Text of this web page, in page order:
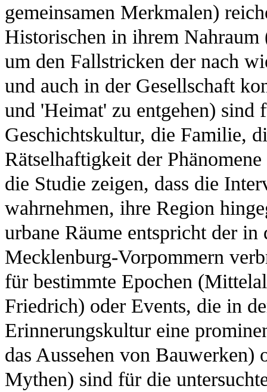
gemeinsamen Merkmalen)
Historischen in ihrem
um den Fallstricken der nach
und auch in der Gesellschaft
und 'Heimat' zu entgehen) sind
Geschichtskultur, die Familie,
Rätselhaftigkeit der
die Studie zeigen, dass die
wahrnehmen, ihre Region
urbane Räume entspricht der in
Mecklenburg-Vorpommern
für bestimmte Epochen
Friedrich) oder Events, die in
Erinnerungskultur eine
das Aussehen von Bauwerken)
Mythen) sind für die